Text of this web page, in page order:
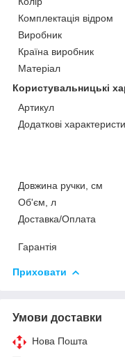
Комплектація відром
Виробник
Країна виробник
Матеріал
Користувальницькі
Артикул
Додаткові
Довжина ручки, см
Об'єм, л
Доставка/Оплата
Гарантія
Приховати
Умови доставки
Нова Пошта